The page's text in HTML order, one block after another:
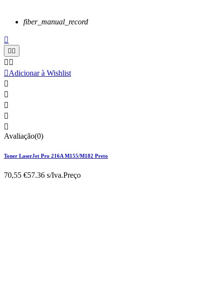
fiber_manual_record

 
 
Adicionar à Wishlist





Avaliação(0)
Toner LaserJet Pro 216A M155/M182 Preto
70,55 €57.36 s/Iva.Preço